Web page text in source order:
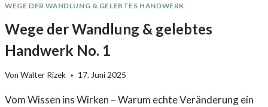
L
B
T
E
A
WEGE DER WANDLUNG & GELEBTES HANDWERK
Wege der Wandlung & gelebtes
Handwerk No. 1
Von Walter Rizek 17. Juni 2025
Vom Wissen ins Wirken – Warum echte Veränderung ein